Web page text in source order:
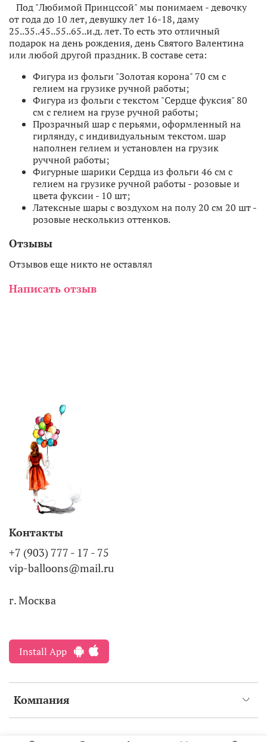
Под "Любимой Принцссой" мы понимаем - девочку
от года до 10 лет, девушку лет 16-18, даму
25..35..45..55..65..и.д. лет. То есть это отличный
подарок на день рождения, день Святого Валентина
или любой другой праздник. В составе сета:
Фигура из фольги "Золотая корона" 70 см с
гелием на грузике ручной работы;
Фигура из фольги с текстом "Сердце фуксия" 80
см с гелием на грузе ручной работы;
Прозрачный шар с перьями, оформленный на
гирлянду, с индивидуальным текстом. шар
наполнен гелием и установлен на грузик
руччной работы;
Фигурные шарики Сердца из фольги 46 см с
гелием на грузике ручной работы - розовые и
цвета фуксии - 10 шт;
Латексные шары с воздухом на полу 20 см 20 шт -
розовые несколькиз оттенков.
Отзывы
Отзывов еще никто не оставлял
Написать отзыв
Компания
Контакты
+7 (903) 777 - 17 - 75
vip-balloons@mail.ru
г. Москва
Install App
Интернет-магазин создан на inSales